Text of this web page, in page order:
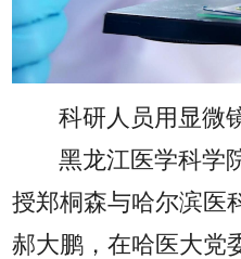
科研人员用显微
黑龙江医学科学
授郑桐森与哈尔滨医
郝大鹏，在哈医大党